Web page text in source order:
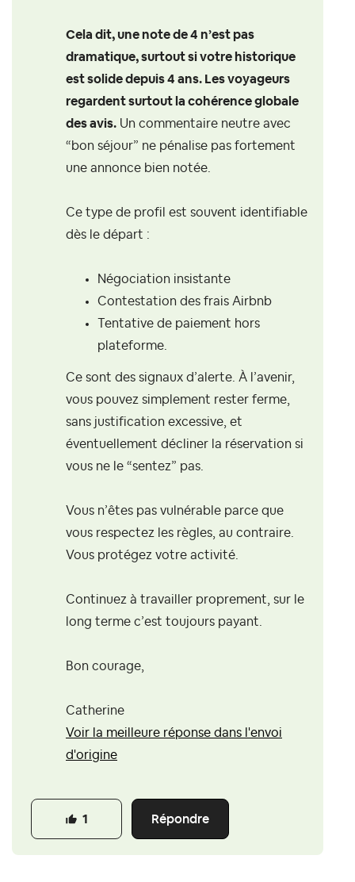
Cela dit, une note de 4 n’est pas
dramatique, surtout si votre historique
est solide depuis 4 ans. Les voyageurs
regardent surtout la cohérence globale
des avis. Un commentaire neutre avec
“bon séjour” ne pénalise pas fortement
une annonce bien notée.
Ce type de profil est souvent identifiable
dès le départ :
Négociation insistante
Contestation des frais Airbnb
Tentative de paiement hors
plateforme.
Ce sont des signaux d’alerte. À l’avenir,
vous pouvez simplement rester ferme,
sans justification excessive, et
éventuellement décliner la réservation si
vous ne le “sentez” pas.
Vous n’êtes pas vulnérable parce que
vous respectez les règles, au contraire.
Vous protégez votre activité.
Continuez à travailler proprement, sur le
long terme c’est toujours payant.
Bon courage,
Catherine
Voir la meilleure réponse dans l'envoi
d'origine
Répondre
1